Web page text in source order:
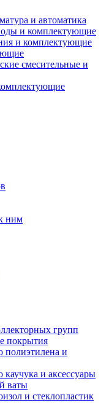
и автоматика
и комплектующие
и комплектующие
смесительные и
ним
групп
покрытия
полиэтилена и
каучука и аксессуары
ваты
и стеклопластик